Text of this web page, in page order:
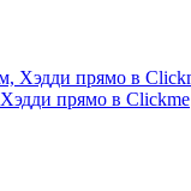
прямо в Clickme